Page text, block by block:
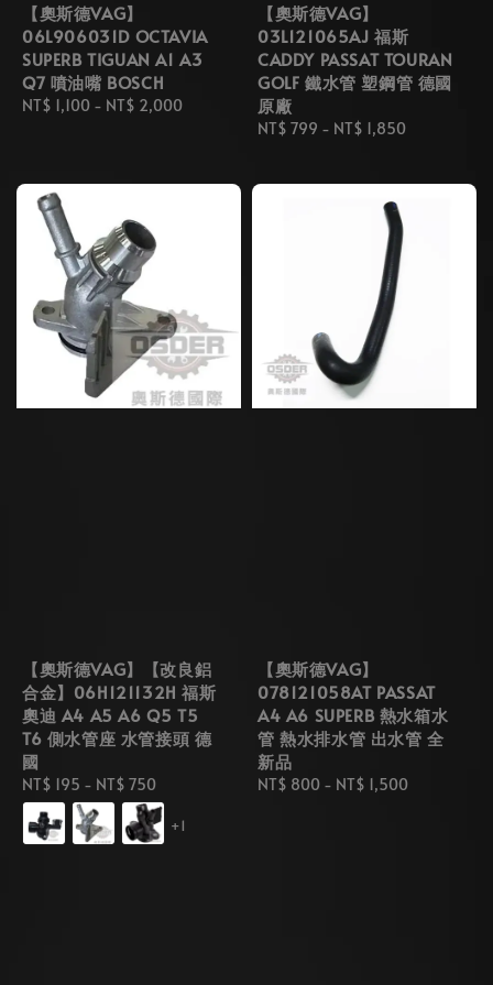
【奧斯德VAG】
06L906031D OCTAVIA
SUPERB TIGUAN A1 A3
Q7 噴油嘴 BOSCH
Regular
NT$ 1,100 - NT$ 2,000
【奧斯德VAG】
03L121065AJ 福斯
CADDY PASSAT TOURAN
GOLF 鐵水管 塑鋼管 德國
原廠
Regular
NT$ 799 - NT$ 1,850
【奧斯德VAG】【改良鋁
合金】06H121132H 福斯
奧迪 A4 A5 A6 Q5 T5
T6 側水管座 水管接頭 德
國
Regular
price
NT$ 195 - NT$ 750
+1
【奧斯德VAG】
078121058AT PASSAT
A4 A6 SUPERB 熱水箱水
管 熱水排水管 出水管 全
新品
Regular
NT$ 800 - NT$ 1,500